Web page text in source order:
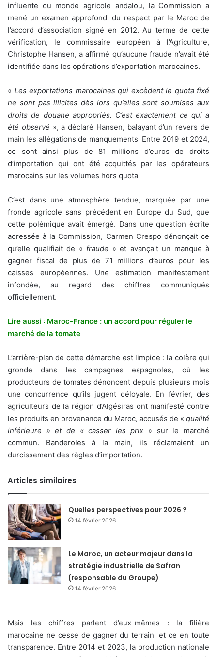
influente du monde agricole andalou, la Commission a
mené un examen approfondi du respect par le Maroc de
l’accord d’association signé en 2012. Au terme de cette
vérification, le commissaire européen à l’Agriculture,
Christophe Hansen, a affirmé qu’aucune fraude n’avait été
identifiée dans les opérations d’exportation marocaines.
« Les exportations marocaines qui excèdent le quota fixé
ne sont pas illicites dès lors qu’elles sont soumises aux
droits de douane appropriés. C’est exactement ce qui a
été observé », a déclaré Hansen, balayant d’un revers de
main les allégations de manquements. Entre 2019 et 2024,
ce sont ainsi plus de 81 millions d’euros de droits
d’importation qui ont été acquittés par les opérateurs
marocains sur les volumes hors quota.
C’est dans une atmosphère tendue, marquée par une
fronde agricole sans précédent en Europe du Sud, que
cette polémique avait émergé. Dans une question écrite
adressée à la Commission, Carmen Crespo dénonçait ce
qu’elle qualifiait de « fraude » et avançait un manque à
gagner fiscal de plus de 71 millions d’euros pour les
caisses européennes. Une estimation manifestement
infondée, au regard des chiffres communiqués
officiellement.
Lire aussi : Maroc-France : un accord pour réguler le
marché de la tomate
L’arrière-plan de cette démarche est limpide : la colère qui
gronde dans les campagnes espagnoles, où les
producteurs de tomates dénoncent depuis plusieurs mois
une concurrence qu’ils jugent déloyale. En février, des
agriculteurs de la région d’Algésiras ont manifesté contre
les produits en provenance du Maroc, accusés de « qualité
inférieure » et de « casser les prix » sur le marché
commun. Banderoles à la main, ils réclamaient un
durcissement des règles d’importation.
Articles similaires
Quelles perspectives pour 2026 ?
14 février 2026
Le Maroc, un acteur majeur dans la
stratégie industrielle de Safran
(responsable du Groupe)
14 février 2026
Mais les chiffres parlent d’eux-mêmes : la filière
marocaine ne cesse de gagner du terrain, et ce en toute
transparence. Entre 2014 et 2023, la production nationale